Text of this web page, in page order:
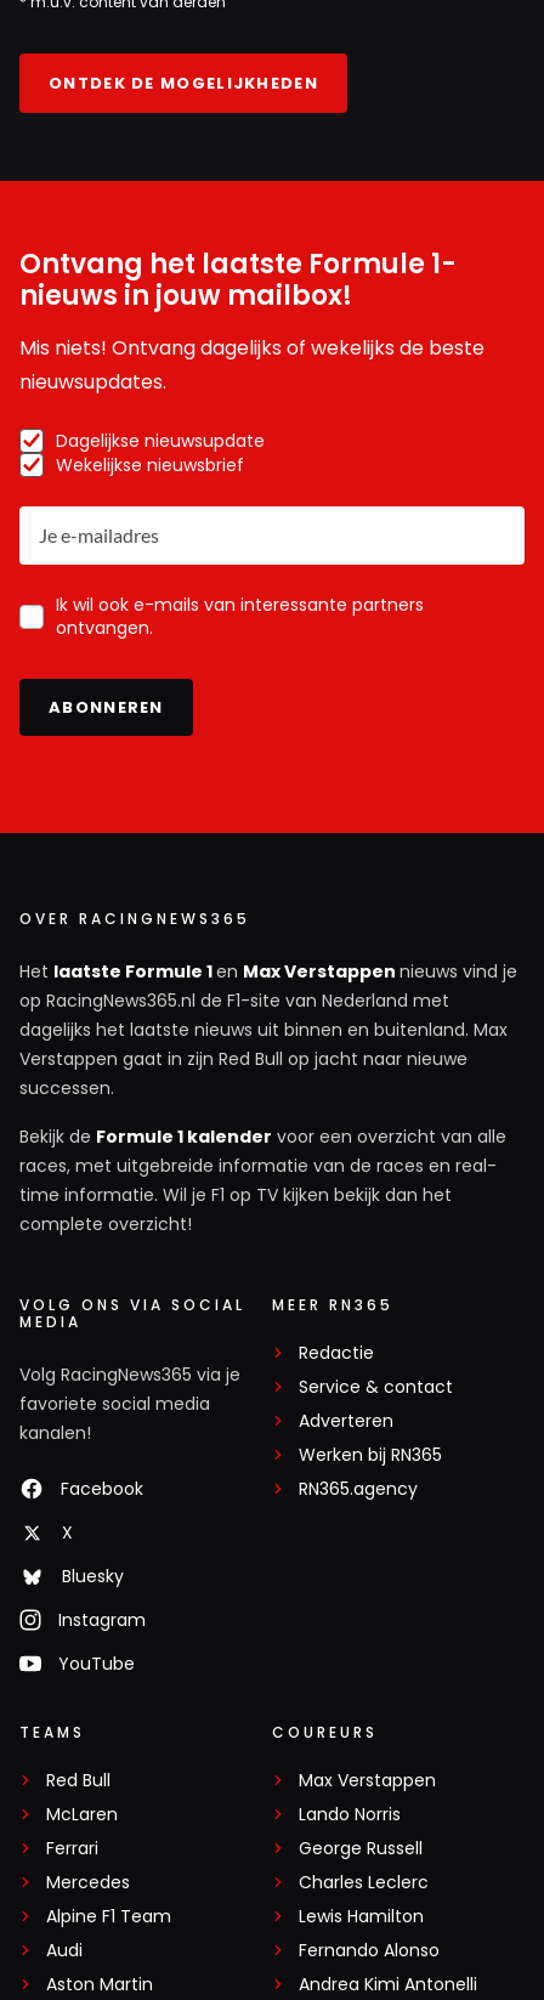
ONTDEK DE MOGELIJKHEDEN
Ontvang het laatste Formule 1-
nieuws in jouw mailbox!
Mis niets! Ontvang dagelijks of wekelijks de beste
nieuwsupdates.
Dagelijkse nieuwsupdate
Wekelijkse nieuwsbrief
Ik wil ook e-mails van interessante partners
ontvangen.
ABONNEREN
OVER RACINGNEWS365
Het laatste Formule 1en Max Verstappen nieuws vind je
op RacingNews365.nl de F1-site van Nederland met
dagelijks het laatste nieuws uit binnen en buitenland. Max
Verstappen gaat in zijn Red Bull op jacht naar nieuwe
successen.
Bekijk de Formule 1 kalender voor een overzicht van alle
races, met uitgebreide informatie van de races en real-
time informatie. Wil je F1 op TV kijken bekijk dan het
complete overzicht!
VOLG ONS VIA SOCIAL
MEDIA
Volg RacingNews365 via je
favoriete social media
kanalen!
Facebook
X
Bluesky
Instagram
YouTube
MEER RN365
Redactie
Service & contact
Adverteren
Werken bij RN365
RN365.agency
TEAMS
Red Bull
McLaren
Ferrari
Mercedes
Alpine F1 Team
Audi
Aston Martin
COUREURS
Max Verstappen
Lando Norris
George Russell
Charles Leclerc
Lewis Hamilton
Fernando Alonso
Andrea Kimi Antonelli